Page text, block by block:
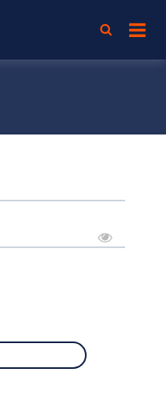
L'association 100% elearning